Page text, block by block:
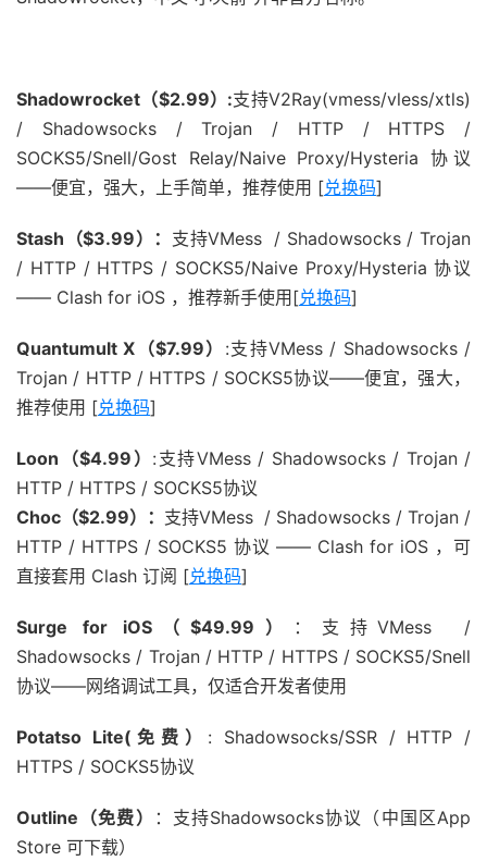
Shadowrocket（$2.99）:支持V2Ray(vmess/vless/xtls)
/ Shadowsocks / Trojan / HTTP / HTTPS /
SOCKS5/Snell/Gost Relay/Naive Proxy/Hysteria 协议
——便宜，强大，上手简单，推荐使用 [兑换码]
Stash（$3.99）： 支持VMess / Shadowsocks / Trojan
/ HTTP / HTTPS / SOCKS5/Naive Proxy/Hysteria 协议
—— Clash for iOS ，推荐新手使用[兑换码]
Quantumult X（$7.99） :支持VMess / Shadowsocks /
Trojan / HTTP / HTTPS / SOCKS5协议——便宜，强大，
推荐使用 [兑换码]
Loon（$4.99） :支持VMess / Shadowsocks / Trojan /
HTTP / HTTPS / SOCKS5协议
Choc（$2.99）： 支持VMess / Shadowsocks / Trojan /
HTTP / HTTPS / SOCKS5 协议 —— Clash for iOS ，可
直接套用 Clash 订阅 [兑换码]
Surge for iOS（$49.99）
：支持VMess /
Shadowsocks / Trojan / HTTP / HTTPS / SOCKS5/Snell
协议——网络调试工具，仅适合开发者使用
Potatso Lite(免费） : Shadowsocks/SSR / HTTP /
HTTPS / SOCKS5协议
Outline（免费）
：支持Shadowsocks协议（中国区App
Store 可下载）